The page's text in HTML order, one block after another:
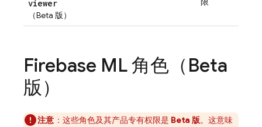
viewer
（Beta 版）
Firebase ML角色（Beta
版）
注意 ：这些角色及其产品专有权限是 Beta 版。这意味